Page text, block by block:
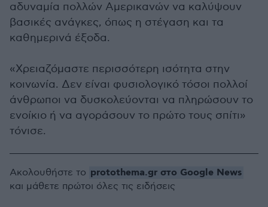
αδυναμία πολλών Αμερικανών να καλύψουν
βασικές ανάγκες, όπως η στέγαση και τα
καθημερινά έξοδα.
«Χρειαζόμαστε περισσότερη ισότητα στην
κοινωνία. Δεν είναι φυσιολογικό τόσοι πολλοί
άνθρωποι να δυσκολεύονται να πληρώσουν το
ενοίκιο ή να αγοράσουν το πρώτο τους σπίτι»
τόνισε.
Ακολουθήστε το protothema.gr στο Google News
και μάθετε πρώτοι όλες τις ειδήσεις